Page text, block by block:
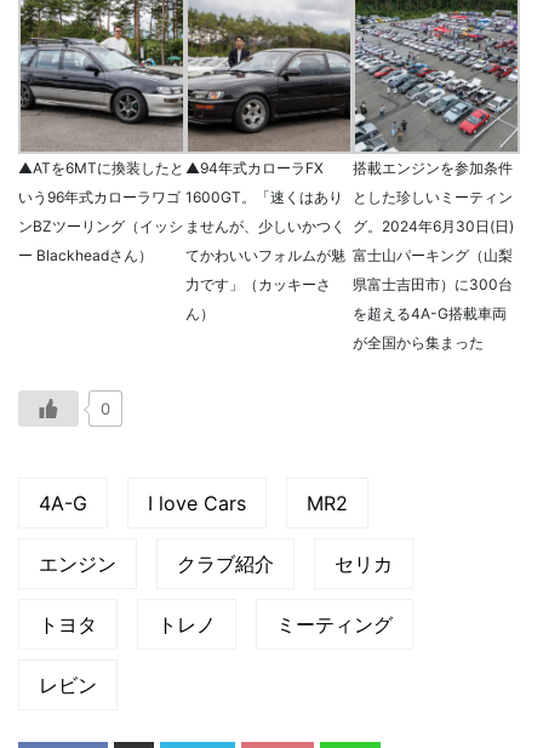
▲ATを6MTに換装したと
いう96年式カローラワゴ
ンBZツーリング（イッシ
ー Blackheadさん）
▲94年式カローラFX
1600GT。「速くはあり
ませんが、少しいかつく
てかわいいフォルムが魅
力です」（カッキーさ
ん）
搭載エンジンを参加条件
とした珍しいミーティン
グ。2024年6月30日(日)
富士山パーキング（山梨
県富士吉田市）に300台
を超える4A-G搭載車両
が全国から集まった
0
4A-G I love Cars MR2
エンジン クラブ紹介 セリカ
トヨタ トレノ ミーティング
レビン